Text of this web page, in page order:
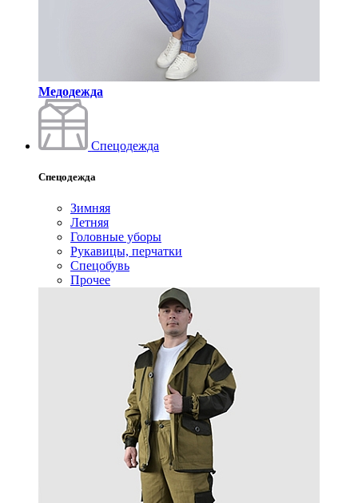
Медодежда
Спецодежда
Спецодежда
Зимняя
Летняя
Головные уборы
Рукавицы, перчатки
Спецобувь
Прочее